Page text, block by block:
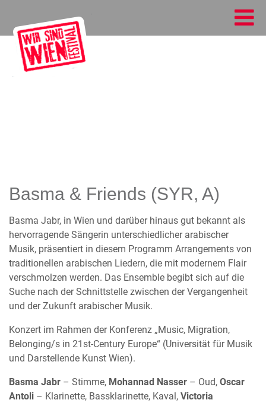
Basma & Friends (SYR, A)
Basma Jabr, in Wien und darüber hinaus gut bekannt als
hervorragende Sängerin unterschiedlicher arabischer
Musik, präsentiert in diesem Programm Arrangements von
traditionellen arabischen Liedern, die mit modernem Flair
verschmolzen werden. Das Ensemble begibt sich auf die
Suche nach der Schnittstelle zwischen der Vergangenheit
und der Zukunft arabischer Musik.
Konzert im Rahmen der Konferenz „Music, Migration,
Belonging/s in 21st-Century Europe“ (Universität für Musik
und Darstellende Kunst Wien).
Basma Jabr – Stimme, Mohannad Nasser – Oud, Oscar
Antoli – Klarinette, Bassklarinette, Kaval, Victoria